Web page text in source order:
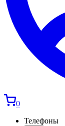
0
Телефоны